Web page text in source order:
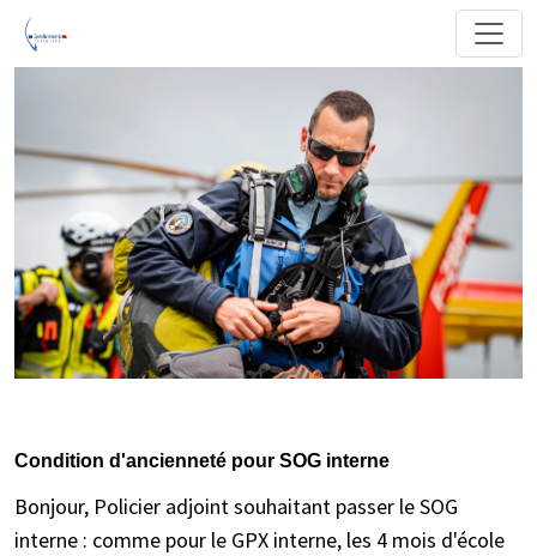
Condition d'ancienneté pour SOG interne
Bonjour, Policier adjoint souhaitant passer le SOG
interne : comme pour le GPX interne, les 4 mois d'école